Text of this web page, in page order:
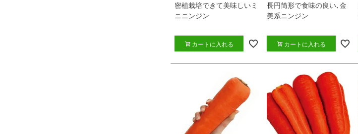
密植栽培できて美味しいミ
ニニンジン
カートに入れる
長円筒形で食味の良い､金
美系ニンジン
カートに入れる